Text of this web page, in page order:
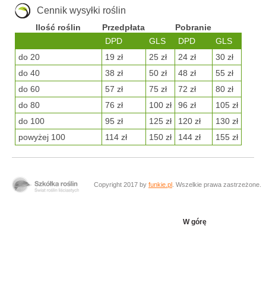
Cennik wysyłki roślin
Ilość roślin Przedpłata
Pobranie
DPD
GLS DPD
GLS
do 20
19 zł 25 zł 24 zł
30 zł
do 40
38 zł 50 zł 48 zł
55 zł
do 60
57 zł 75 zł 72 zł
80 zł
do 80
76 zł 100 zł 96 zł
105 zł
do 100
95 zł 125 zł 120 zł
130 zł
powyżej 100
114 zł 150 zł 144 zł 155 zł
Copyright 2017 by funkie.pl . Wszelkie prawa zastrzeżone.
W górę